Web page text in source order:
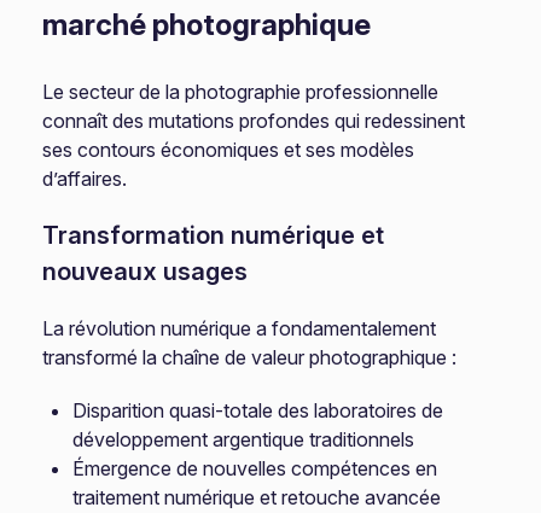
marché photographique
Le secteur de la photographie professionnelle
connaît des mutations profondes qui redessinent
ses contours économiques et ses modèles
d’affaires.
Transformation numérique et
nouveaux usages
La révolution numérique a fondamentalement
transformé la chaîne de valeur photographique :
Disparition quasi-totale des laboratoires de
développement argentique traditionnels
Émergence de nouvelles compétences en
traitement numérique et retouche avancée